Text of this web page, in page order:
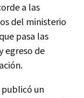
a las
del ministerio
pasa las
egreso de
un